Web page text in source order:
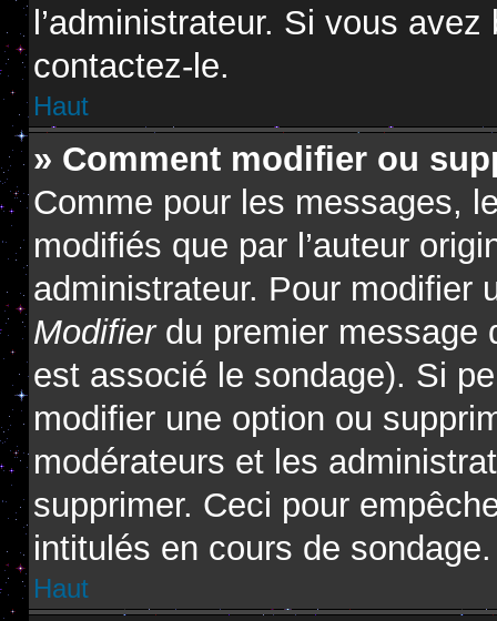
l’administrateur. Si vous
contactez-le.
Haut
» Comment modifier ou
Comme pour les messages,
modifiés que par l’auteur
administrateur. Pour modifier
Modifierdu premier message
est associé le sondage). Si
modifier une option ou
modérateurs et les
supprimer. Ceci pour
intitulés en cours de sondage.
Haut